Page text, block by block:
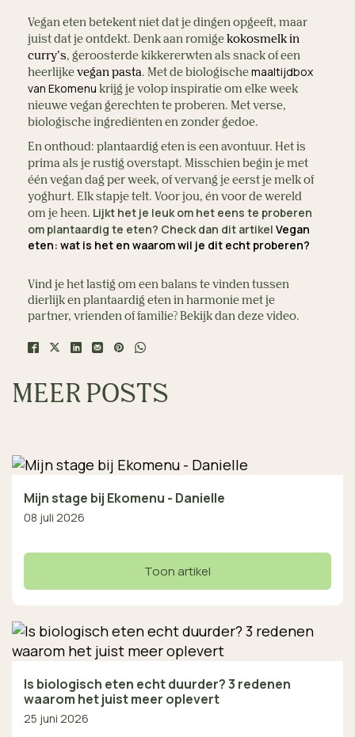
Vegan eten betekent niet dat je dingen opgeeft, maar
juist dat je ontdekt. Denk aan romige kokosmelk in
curry’s, geroosterde kikkererwten als snack of een
heerlijke vegan pasta. Met de biologische maaltijdbox
van Ekomenu krijg je volop inspiratie om elke week
nieuwe vegan gerechten te proberen. Met verse,
biologische ingrediënten en zonder gedoe.
En onthoud: plantaardig eten is een avontuur. Het is
prima als je rustig overstapt. Misschien begin je met
één vegan dag per week, of vervang je eerst je melk of
yoghurt. Elk stapje telt. Voor jou, én voor de wereld
om je heen. Lijkt het je leuk om het eens te proberen
om plantaardig te eten? Check dan dit artikel Vegan
eten: wat is het en waarom wil je dit echt proberen?
Vind je het lastig om een balans te vinden tussen
dierlijk en plantaardig eten in harmonie met je
partner, vrienden of familie? Bekijk dan deze video.
MEER POSTS
Mijn stage bij Ekomenu - Danielle
08 juli 2026
Toon artikel
Is biologisch eten echt duurder? 3 redenen
waarom het juist meer oplevert
25 juni 2026